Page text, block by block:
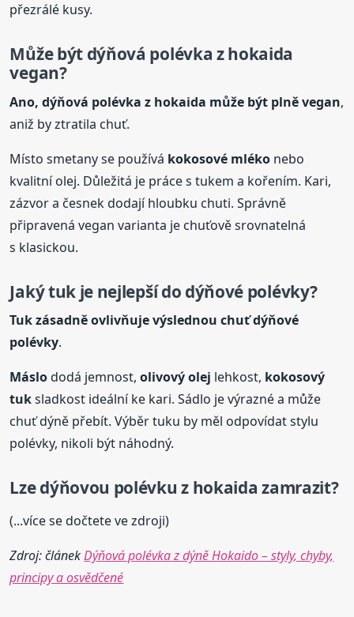
přezrálé kusy.
Může být dýňová polévka z hokaida
vegan?
Ano, dýňová polévkaz hokaida může být plně vegan,
aniž by ztratila chuť.
Místo smetany se používá kokosové mléko nebo
kvalitní olej. Důležitá je práce s tukem a kořením. Kari,
zázvor a česnek dodají hloubku chuti. Správně
připravená vegan varianta je chuťově srovnatelná
s klasickou.
Jaký tuk je nejlepší do dýňové polévky?
Tuk zásadně ovlivňuje výslednou chuť dýňové
polévky.
Máslododá jemnost,olivový olej lehkost, kokosový
tuksladkost ideální ke kari. Sádlo je výrazné a může
chuť dýně přebít. Výběr tuku by měl odpovídat stylu
polévky, nikoli být náhodný.
Lze dýňovou polévkuz hokaida zamrazit?
(...více se dočtete ve zdroji)
Zdroj: článekDýňová polévka z dýně Hokaido – styly, chyby,
principy a osvědčené